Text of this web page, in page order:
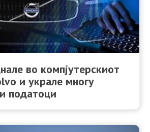
во компјутерскиот
и украле многу
податоци